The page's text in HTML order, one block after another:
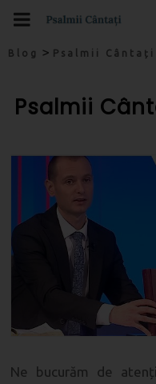
Blog > Psalmii
Psalmii
Ne bucurăm de